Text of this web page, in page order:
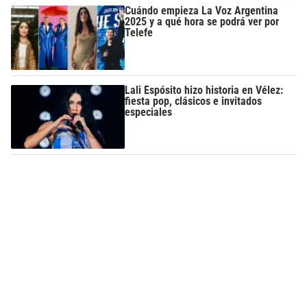
Cuándo empieza La Voz Argentina
2025 y a qué hora se podrá ver por
Telefe
Lali Espósito hizo historia en Vélez:
fiesta pop, clásicos e invitados
especiales